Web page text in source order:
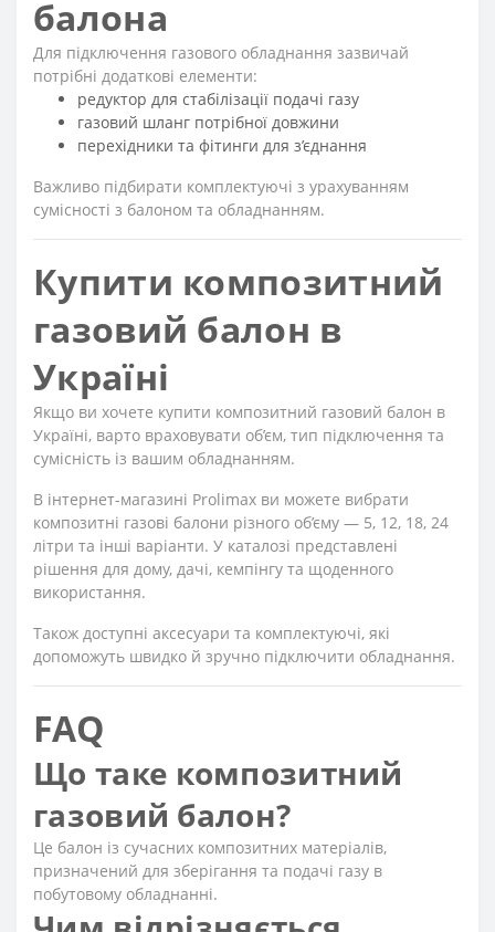
балона
Для підключення газового обладнання зазвичай
потрібні додаткові елементи:
редуктор для стабілізації подачі газу
газовий шланг потрібної довжини
перехідники та фітинги для з’єднання
Важливо підбирати комплектуючі з урахуванням
сумісності з балоном та обладнанням.
Купити композитний
газовий балон в
Україні
Якщо ви хочете купити композитний газовий балон в
Україні, варто враховувати об’єм, тип підключення та
сумісність із вашим обладнанням.
В інтернет-магазині Prolimax ви можете вибрати
композитні газові балони різного об’єму — 5, 12, 18, 24
літри та інші варіанти. У каталозі представлені
рішення для дому, дачі, кемпінгу та щоденного
використання.
Також доступні аксесуари та комплектуючі, які
допоможуть швидко й зручно підключити обладнання.
FAQ
Що таке композитний
газовий балон?
Це балон із сучасних композитних матеріалів,
призначений для зберігання та подачі газу в
побутовому обладнанні.